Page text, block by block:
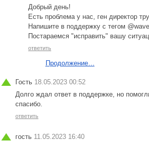
Добрый день!
Есть проблема у нас, ген директор
Напишите в поддержку с тегом
Постараемся "исправить" вашу
ответить
Продолжение…
Гость 18.05.2023 00:52
Долго ждал ответ в поддержке, но
спасибо.
ответить
гость 11.05.2023 16:40